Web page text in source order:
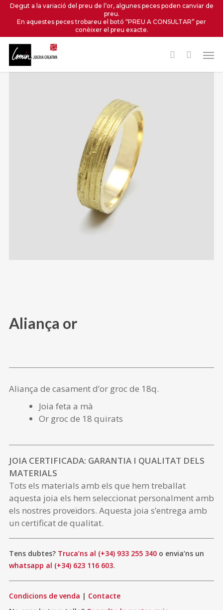
Skip
content
Degut a la variació del preu de l’or, algunes peces poden canviar de
preu.
En aquestes peces trobareu el botó “PREU A CONSULTAR” per
conèixer el preu exacte.
Aliança or
Aliança de casament d’or groc de 18q.
Joia feta a mà
Or groc de 18 quirats
JOIA CERTIFICADA: GARANTIA I QUALITAT DELS
MATERIALS
Tots els materials amb els que hem treballat
aquesta joia els hem seleccionat personalment amb
els nostres proveïdors. Aquesta joia s’entrega amb
un certificat de qualitat.
Tens dubtes? Truca’ns al (+34) 933 255 340 o envia’ns un
whatsapp al (+34) 623 116 603.
Condicions de venda | Contacte